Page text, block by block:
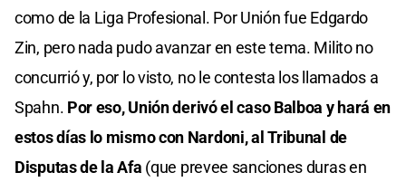
como de la Liga Profesional. Por Unión fue Edgardo
Zin, pero nada pudo avanzar en este tema. Milito no
concurrió y, por lo visto, no le contesta los llamados a
Spahn. Por eso, Unión derivó el caso Balboa y hará en
estos días lo mismo con Nardoni, al Tribunal de
Disputas de la Afa (que prevee sanciones duras en